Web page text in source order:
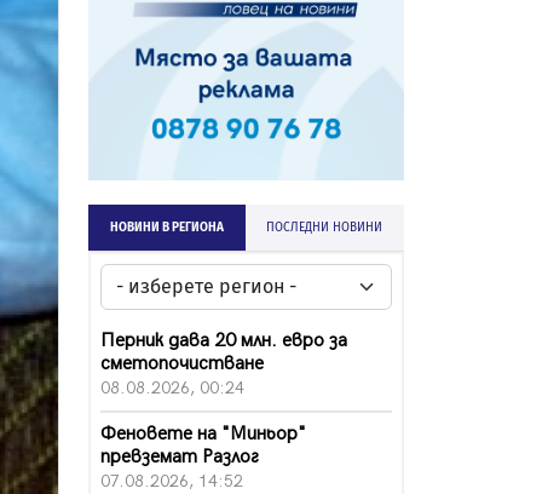
НОВИНИ В РЕГИОНА ПОСЛЕДНИ НОВИНИ
Перник дава 20 млн. евро за
сметопочистване
08.08.2026, 00:24
Феновете на "Миньор"
превземат Разлог
07.08.2026, 14:52